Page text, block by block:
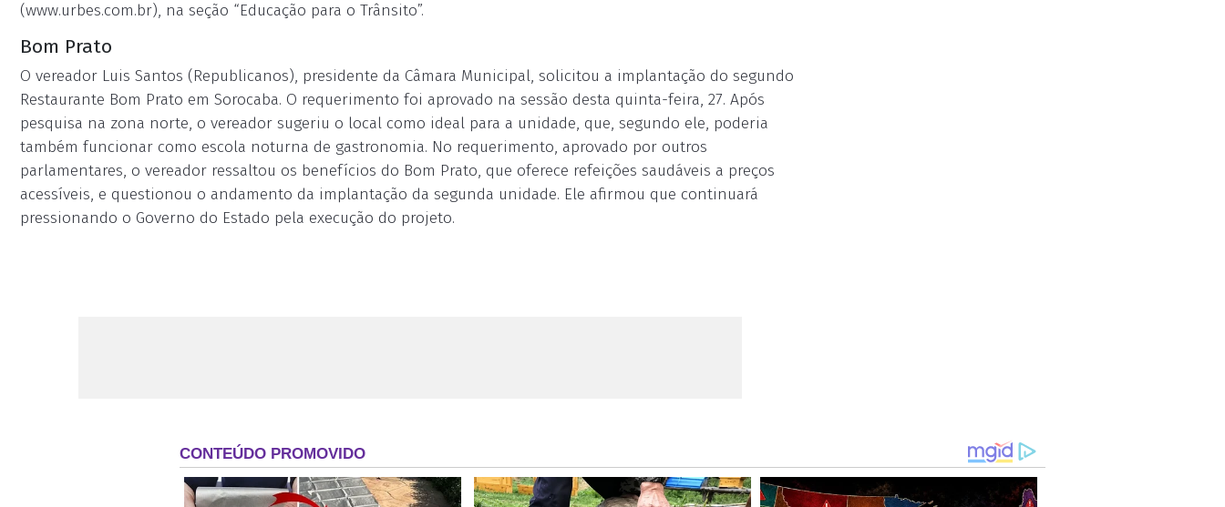
(www.urbes.com.br), na seção “Educação para o Trânsito”.
Bom Prato
O vereador Luis Santos (Republicanos), presidente da Câmara Municipal, solicitou a implantação do segundo
Restaurante Bom Prato em Sorocaba. O requerimento foi aprovado na sessão desta quinta-feira, 27. Após
pesquisa na zona norte, o vereador sugeriu o local como ideal para a unidade, que, segundo ele, poderia
também funcionar como escola noturna de gastronomia. No requerimento, aprovado por outros
parlamentares, o vereador ressaltou os benefícios do Bom Prato, que oferece refeições saudáveis a preços
acessíveis, e questionou o andamento da implantação da segunda unidade. Ele afirmou que continuará
pressionando o Governo do Estado pela execução do projeto.